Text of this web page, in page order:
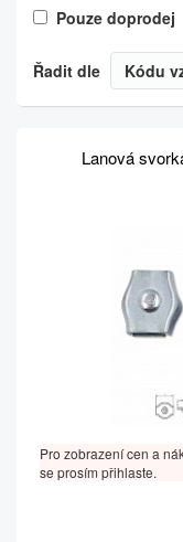
Pouze doprodej
Řadit dle
Lanová
Pro zobrazení cen a
se prosím přihlaste.